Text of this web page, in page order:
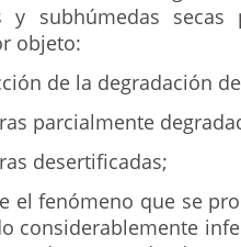
y subhúmedas
objeto:
de la degradación
parcialmente
desertificadas;
el fenómeno que se
considerablemente